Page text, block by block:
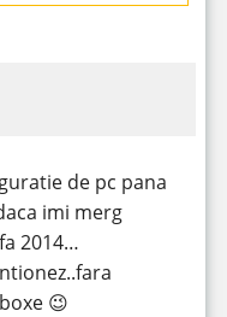
de pc pana
imi merg
2014…
😉